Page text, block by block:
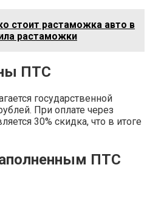
стоит растаможка авто в
растаможки
ПТС
государственной
При оплате через
30% скидка, что в итоге
ПТС